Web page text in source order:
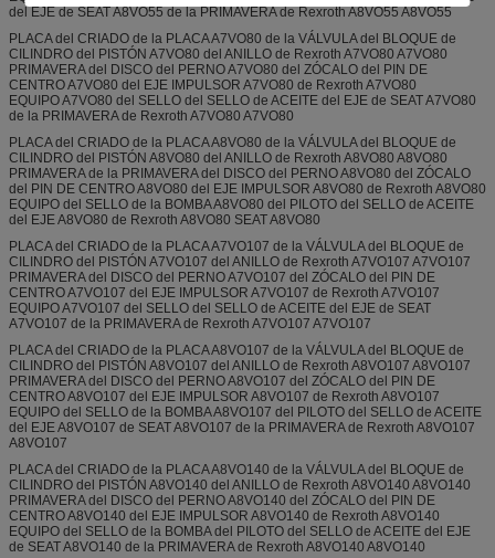
del EJE de SEAT A8VO55 de la PRIMAVERA de Rexroth A8VO55 A8VO55
PLACA del CRIADO de la PLACA A7VO80 de la VÁLVULA del BLOQUE de
CILINDRO del PISTÓN A7VO80 del ANILLO de Rexroth A7VO80 A7VO80
PRIMAVERA del DISCO del PERNO A7VO80 del ZÓCALO del PIN DE
CENTRO A7VO80 del EJE IMPULSOR A7VO80 de Rexroth A7VO80
EQUIPO A7VO80 del SELLO del SELLO de ACEITE del EJE de SEAT A7VO80
de la PRIMAVERA de Rexroth A7VO80 A7VO80
PLACA del CRIADO de la PLACA A8VO80 de la VÁLVULA del BLOQUE de
CILINDRO del PISTÓN A8VO80 del ANILLO de Rexroth A8VO80 A8VO80
PRIMAVERA de la PRIMAVERA del DISCO del PERNO A8VO80 del ZÓCALO
del PIN DE CENTRO A8VO80 del EJE IMPULSOR A8VO80 de Rexroth A8VO80
EQUIPO del SELLO de la BOMBA A8VO80 del PILOTO del SELLO de ACEITE
del EJE A8VO80 de Rexroth A8VO80 SEAT A8VO80
PLACA del CRIADO de la PLACA A7VO107 de la VÁLVULA del BLOQUE de
CILINDRO del PISTÓN A7VO107 del ANILLO de Rexroth A7VO107 A7VO107
PRIMAVERA del DISCO del PERNO A7VO107 del ZÓCALO del PIN DE
CENTRO A7VO107 del EJE IMPULSOR A7VO107 de Rexroth A7VO107
EQUIPO A7VO107 del SELLO del SELLO de ACEITE del EJE de SEAT
A7VO107 de la PRIMAVERA de Rexroth A7VO107 A7VO107
PLACA del CRIADO de la PLACA A8VO107 de la VÁLVULA del BLOQUE de
CILINDRO del PISTÓN A8VO107 del ANILLO de Rexroth A8VO107 A8VO107
PRIMAVERA del DISCO del PERNO A8VO107 del ZÓCALO del PIN DE
CENTRO A8VO107 del EJE IMPULSOR A8VO107 de Rexroth A8VO107
EQUIPO del SELLO de la BOMBA A8VO107 del PILOTO del SELLO de ACEITE
del EJE A8VO107 de SEAT A8VO107 de la PRIMAVERA de Rexroth A8VO107
A8VO107
PLACA del CRIADO de la PLACA A8VO140 de la VÁLVULA del BLOQUE de
CILINDRO del PISTÓN A8VO140 del ANILLO de Rexroth A8VO140 A8VO140
PRIMAVERA del DISCO del PERNO A8VO140 del ZÓCALO del PIN DE
CENTRO A8VO140 del EJE IMPULSOR A8VO140 de Rexroth A8VO140
EQUIPO del SELLO de la BOMBA del PILOTO del SELLO de ACEITE del EJE
de SEAT A8VO140 de la PRIMAVERA de Rexroth A8VO140 A8VO140